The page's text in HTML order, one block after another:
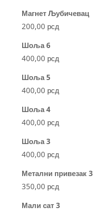
Магнет Љубичевац
200,00 рсд
Шоља 6
400,00 рсд
Шоља 5
400,00 рсд
Шоља 4
400,00 рсд
Шоља 3
400,00 рсд
Метални привезак 3
350,00 рсд
Мали сат 3